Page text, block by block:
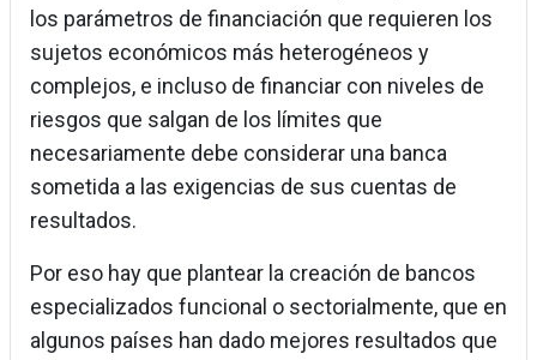
los parámetros de financiación que requieren los
sujetos económicos más heterogéneos y
complejos, e incluso de financiar con niveles de
riesgos que salgan de los límites que
necesariamente debe considerar una banca
sometida a las exigencias de sus cuentas de
resultados.
Por eso hay que plantear la creación de bancos
especializados funcional o sectorialmente, que en
algunos países han dado mejores resultados que